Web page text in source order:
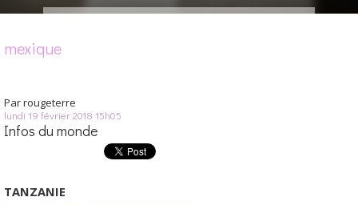
mexique
Parrougeterre
lundi 19 février 2018 15h05
Infos du monde
TANZANIE